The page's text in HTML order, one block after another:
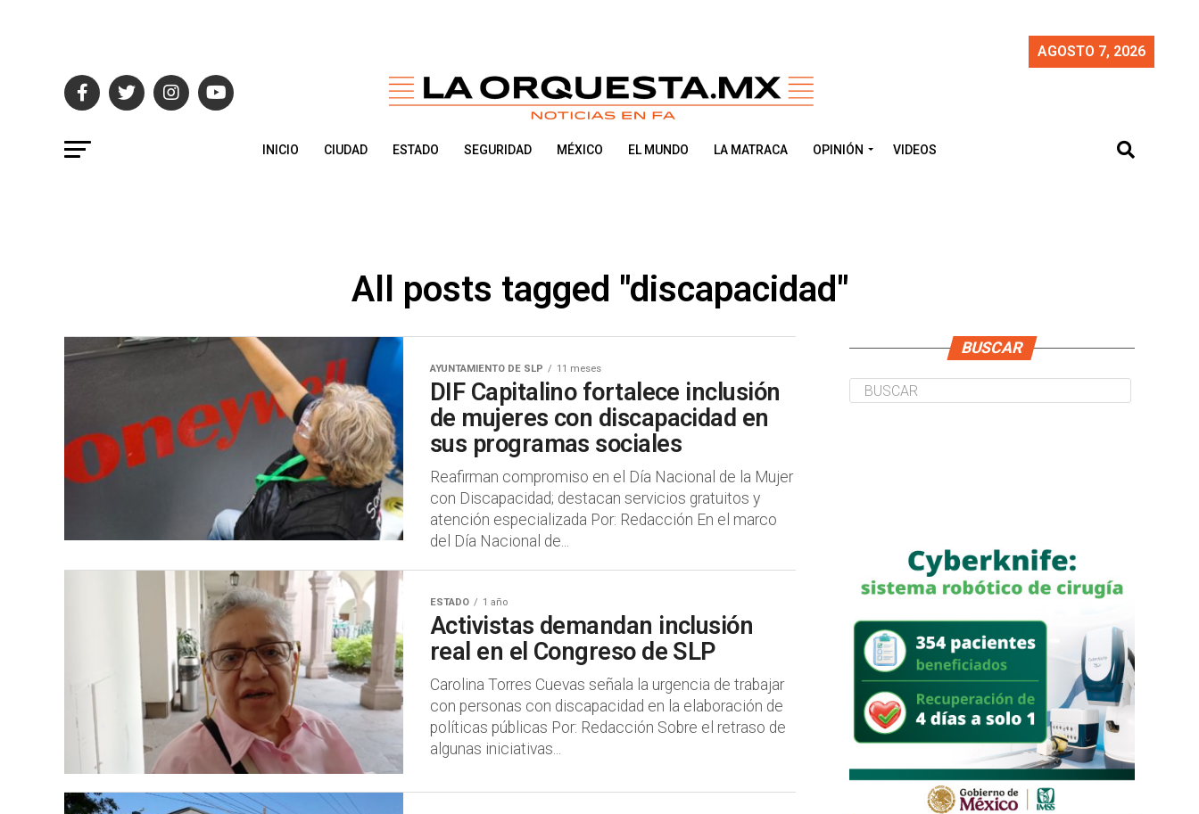
AGOSTO 7, 2026
INICIO CIUDAD ESTADO SEGURIDAD MÉXICO EL MUNDO LA MATRACA OPINIÓN VIDEOS
All posts tagged "discapacidad"
AYUNTAMIENTO DE SLP 11 meses
DIF Capitalino fortalece inclusión
de mujeres con discapacidad en
sus programas sociales
Reafirman compromiso en el Día Nacional de la Mujer
con Discapacidad; destacan servicios gratuitos y
atención especializada Por: Redacción En el marco
del Día Nacional de...
ESTADO 1 año
Activistas demandan inclusión
real en el Congreso de SLP
Carolina Torres Cuevas señala la urgencia de trabajar
con personas con discapacidad en la elaboración de
políticas públicas Por: Redacción Sobre el retraso de
algunas iniciativas...
BUSCAR